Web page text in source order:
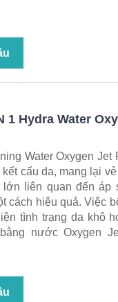
1 Hydra Water
Water Oxygen
cấu da, mang lại
liên quan đến áp
cách hiệu quả. Việc
tình trạng da khô
nước Oxygen